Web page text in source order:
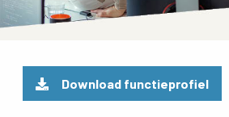
Download functieprofiel